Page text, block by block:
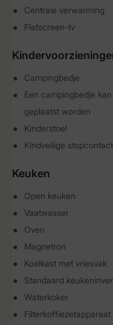
Centrale verwarming
Flatscreen-tv
Campingbedje
Een campingbedje
geplaatst worden
Kinderstoel
Kindveilige
Keuken
Open keuken
Vaatwasser
Oven
Magnetron
Koelkast met vriesvak
Standaard
Waterkoker
Filterkoffiezetapparaat